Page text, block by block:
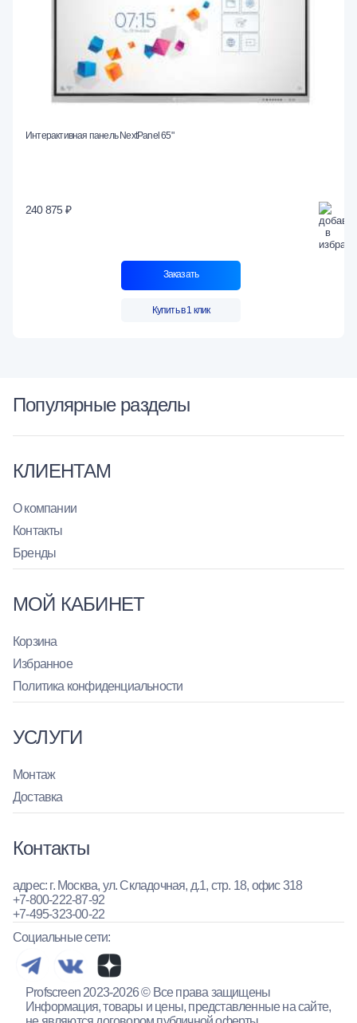
Интерактивная панель NextPanel 65"
240 875 ₽
Заказать
Купить в 1 клик
Популярные разделы
КЛИЕНТАМ
О компании
Контакты
Бренды
МОЙ КАБИНЕТ
Корзина
Избранное
Политика конфиденциальности
УСЛУГИ
Монтаж
Доставка
Контакты
адрес: г. Москва, ул. Складочная, д.1, стр. 18, офис 318
+7-800-222-87-92
+7-495-323-00-22
Социальные сети:
Profscreen 2023-2026 © Все права защищены
Информация, товары и цены, представленные на сайте,